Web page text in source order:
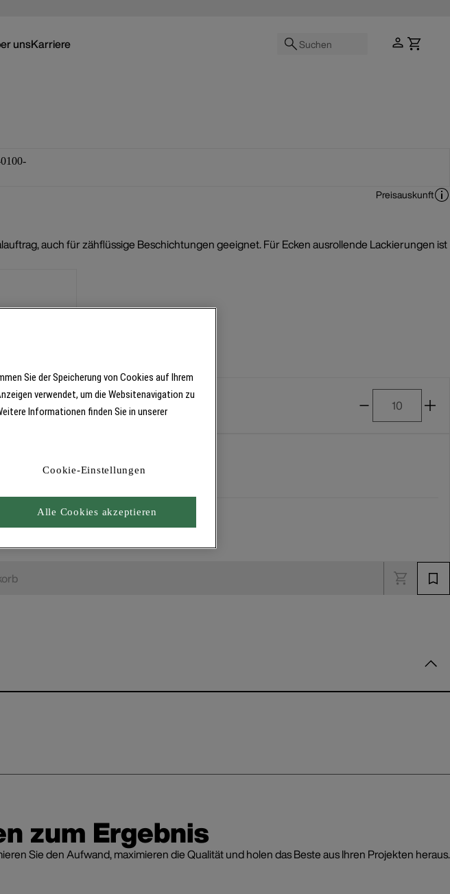
Suchen
unsKarriere
Preisauskunft
auch für zähflüssige Beschichtungen geeignet. Für Ecken ausrollende Lackierungen ist
zum Ergebnis
Sie den Aufwand, maximieren die Qualität und holen das Beste aus Ihren Projekten heraus.
Sie der Speicherung von Cookies auf Ihrem
verwendet, um die Websitenavigation zu
Informationen finden Sie in unserer
Cookie-Einstellungen
Alle Cookies akzeptieren